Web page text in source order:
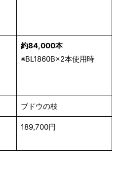
約84,000本
※BL1860B×2本使用時
ブドウの枝
189,700円